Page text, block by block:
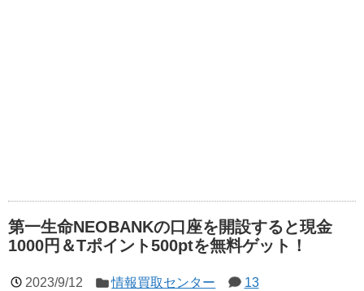
第一生命NEOBANKの口座を開設すると現金
1000円＆Tポイント500ptを無料ゲット！
2023/9/12 情報買取センター 13